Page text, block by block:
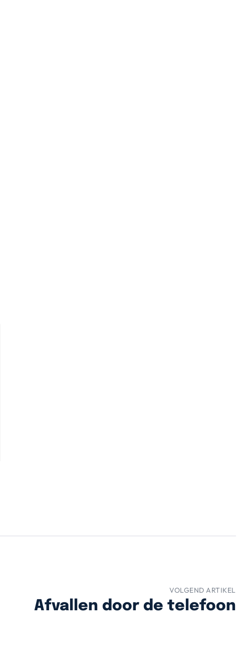
VOLGEND ARTIKEL
Afvallen door de telefoon